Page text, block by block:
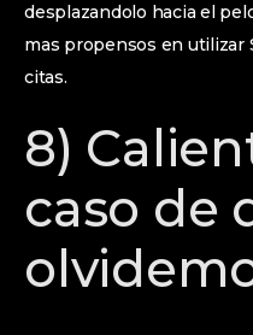
desplazandolo hacia el
mas propensos en utilizar
citas.
8)
caso de